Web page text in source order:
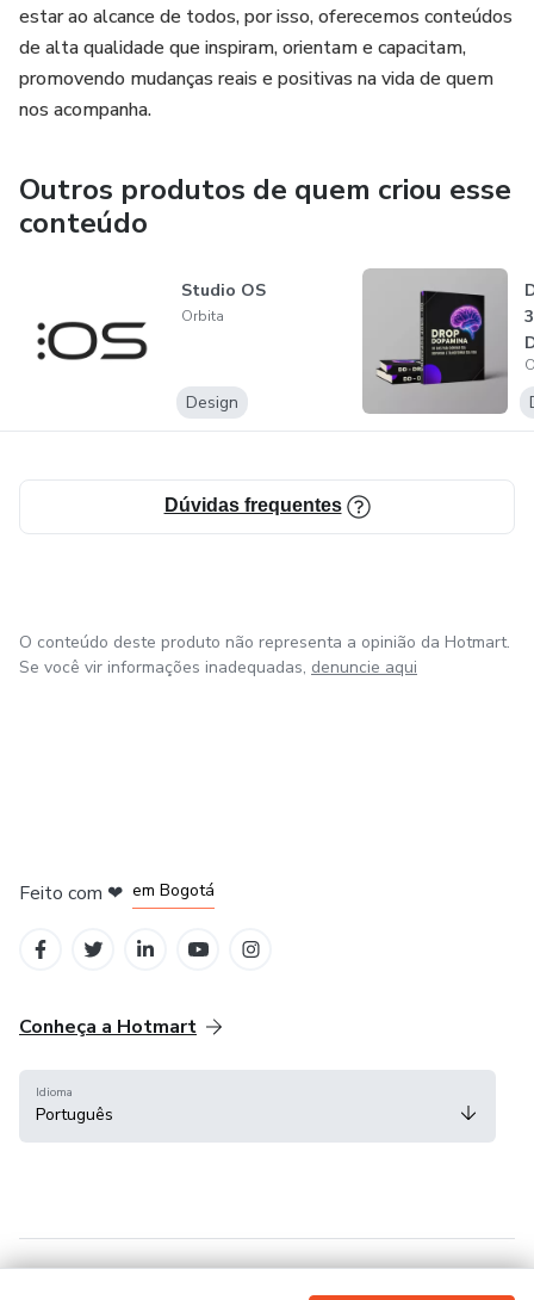
estar ao alcance de todos, por isso, oferecemos conteúdos
de alta qualidade que inspiram, orientam e capacitam,
promovendo mudanças reais e positivas na vida de quem
nos acompanha.
Outros produtos de quem criou esse
conteúdo
Studio OS
Orbita
Design
Dúvidas frequentes
O conteúdo deste produto não representa a opinião da Hotmart.
Se você vir informações inadequadas, denuncie aqui
Feito com ❤ em Bogotá
Conheça a Hotmart
Idioma
Português